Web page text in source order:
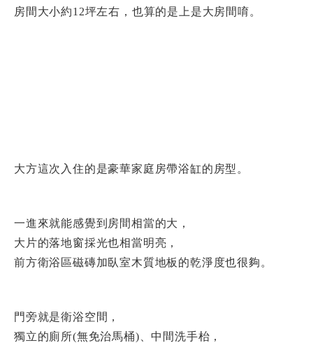
房間大小約12坪左右，也算的是上是大房間唷。
大方這次入住的是豪華家庭房帶浴缸的房型。
一進來就能感覺到房間相當的大，
大片的落地窗採光也相當明亮，
前方衛浴區磁磚加臥室木質地板的乾淨度也很夠。
門旁就是衛浴空間，
獨立的廁所(無免治馬桶)、中間洗手枱，